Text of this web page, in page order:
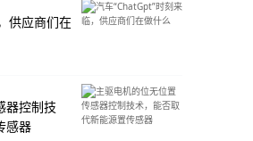
供应商们在
器控制技
感器